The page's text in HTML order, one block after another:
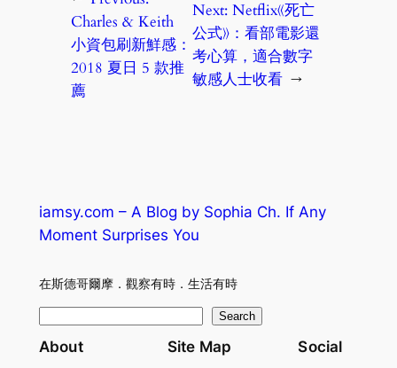
Charles & Keith
小資包刷新鮮感：
2018 夏日 5 款推
薦
Next:Netflix《死亡
公式》：看部電影還
考心算，適合數字
敏感人士收看 →
iamsy.com – A Blog by Sophia Ch. If Any
Moment Surprises You
在斯德哥爾摩．觀察有時．生活有時
e
Search
About Site Map Social